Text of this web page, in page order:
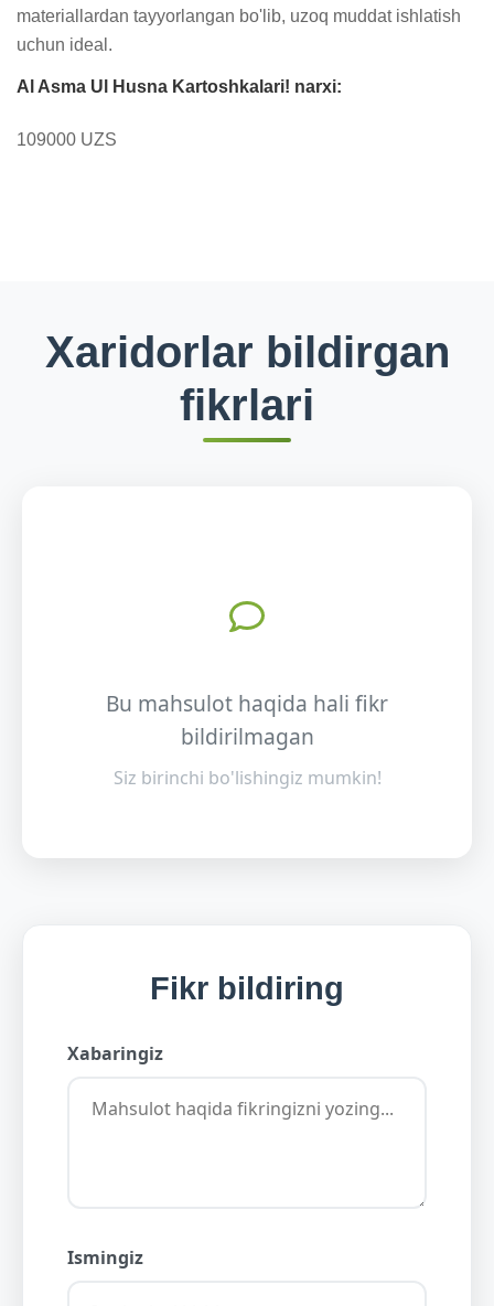
materiallardan tayyorlangan bo'lib, uzoq muddat ishlatish
uchun ideal.
Al Asma Ul Husna Kartoshkalari! narxi:
109000 UZS
Xaridorlar bildirgan
fikrlari
Bu mahsulot haqida hali fikr
bildirilmagan
Siz birinchi bo'lishingiz mumkin!
Fikr bildiring
Xabaringiz
Ismingiz